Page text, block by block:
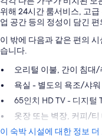
위해 24시간 룸서비스, 고
업 공간 등의 정성이 담긴
이 밖에 다음과 같은 편의
습니다.
오리털 이불, 간이 침대/
욕실 - 별도의 욕조/샤
65인치 HD TV - 디지털
옷장 또는 벽장, 커피/
이 숙박 시설에 대한 정보 더